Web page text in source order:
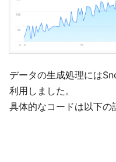
データの生成処理には
利用しました。
具体的なコードは以下の